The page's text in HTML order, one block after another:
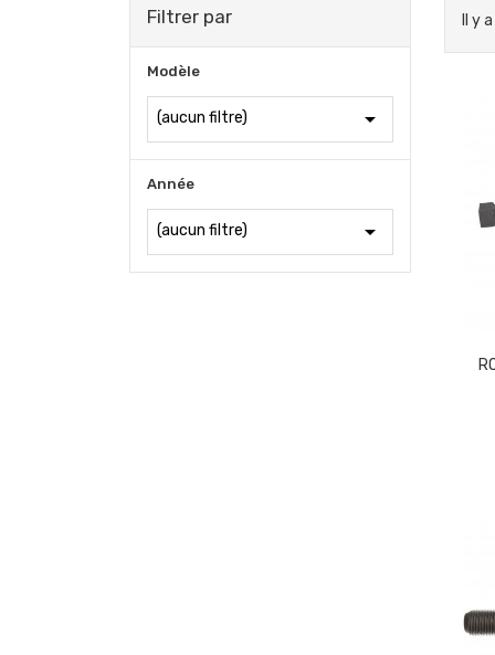
Filtrer par
Modèle
(aucun filtre) 
Année
(aucun filtre) 
Il y